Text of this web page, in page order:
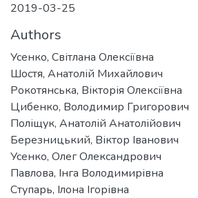
2019-03-25
Authors
Усенко, Світлана Олексіївна
Шостя, Анатолій Михайлович
Рокотянська, Вікторія Олексіївна
Цибенко, Володимир Григорович
Поліщук, Анатолій Анатолійович
Березницький, Віктор Іванович
Усенко, Олег Олександрович
Павлова, Інга Володимирівна
Ступарь, Ілона Ігорівна